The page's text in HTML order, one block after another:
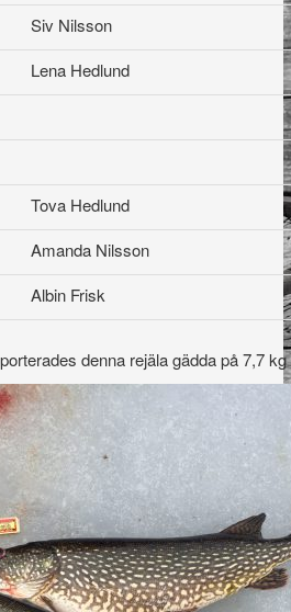
Siv Nilsson
Lena Hedlund
Tova Hedlund
Amanda Nilsson
Albin Frisk
denna rejäla gädda på 7,7 kg